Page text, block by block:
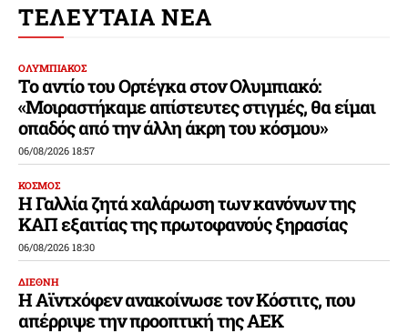
ΤΕΛΕΥΤΑΙΑ ΝΕΑ
ΟΛΥΜΠΙΑΚΟΣ
Το αντίο του Ορτέγκα στον Ολυμπιακό:
«Μοιραστήκαμε απίστευτες στιγμές, θα είμαι
οπαδός από την άλλη άκρη του κόσμου»
06/08/2026 18:57
ΚΟΣΜΟΣ
Η Γαλλία ζητά χαλάρωση των κανόνων της
ΚΑΠ εξαιτίας της πρωτοφανούς ξηρασίας
06/08/2026 18:30
ΔΙΕΘΝΗ
Η Αϊντχόφεν ανακοίνωσε τον Κόστιτς, που
απέρριψε την προοπτική της ΑΕΚ